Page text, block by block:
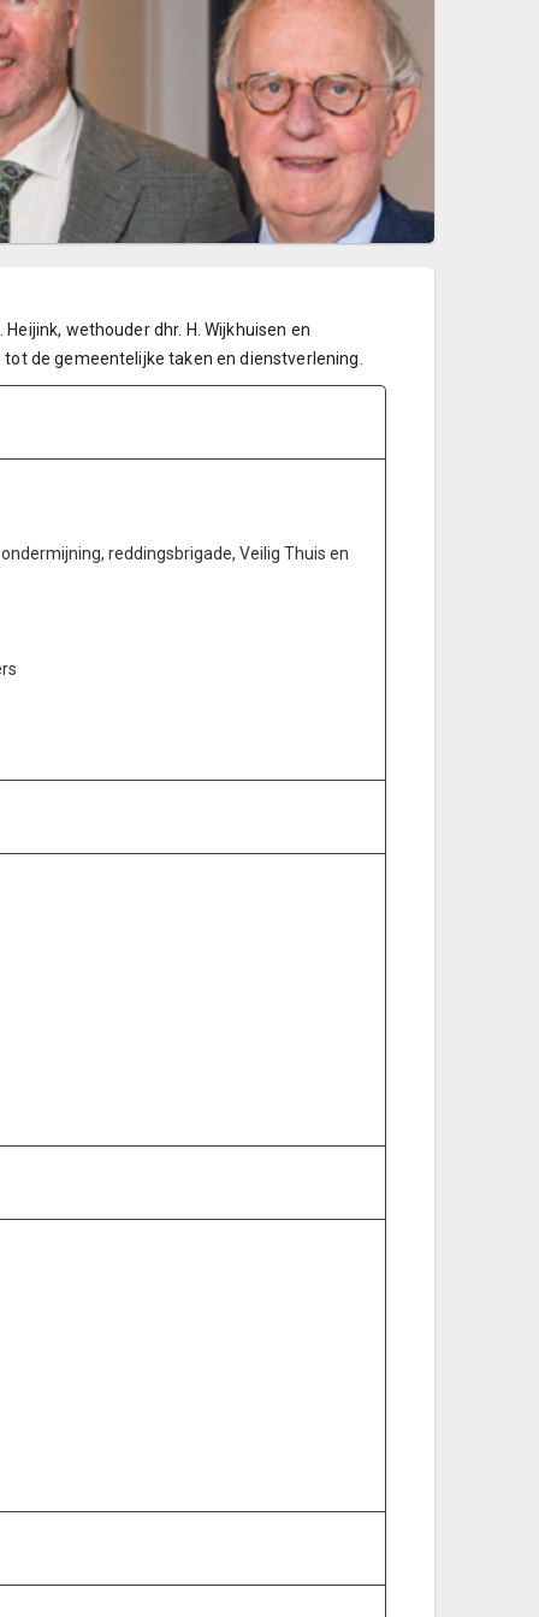
wethouder dhr. H. Wijkhuisen en
de gemeentelijke taken en dienstverlening.
reddingsbrigade, Veilig Thuis en